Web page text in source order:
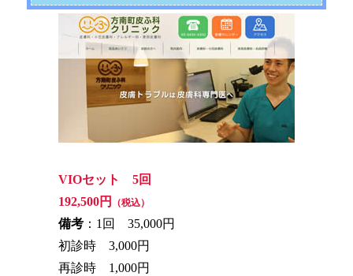
VIOセット 5回
192,500円
（税込）
備考 ：1回 35,000円
初診時 3,000円
再診時 1,000円